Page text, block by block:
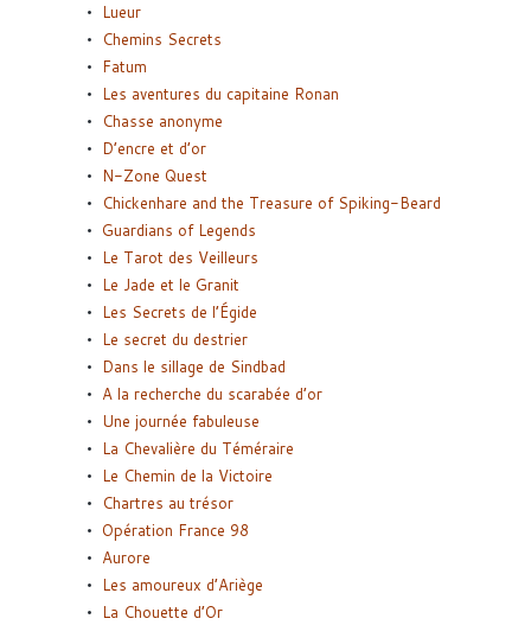
Lueur
Chemins Secrets
Fatum
Les aventures du capitaine Ronan
Chasse anonyme
D’encre et d’or
N-Zone Quest
Chickenhare and the Treasure of Spiking-Beard
Guardians of Legends
Le Tarot des Veilleurs
Le Jade et le Granit
Les Secrets de l’Égide
Le secret du destrier
Dans le sillage de Sindbad
A la recherche du scarabée d’or
Une journée fabuleuse
La Chevalière du Téméraire
Le Chemin de la Victoire
Chartres au trésor
Opération France 98
Aurore
Les amoureux d’Ariège
La Chouette d’Or